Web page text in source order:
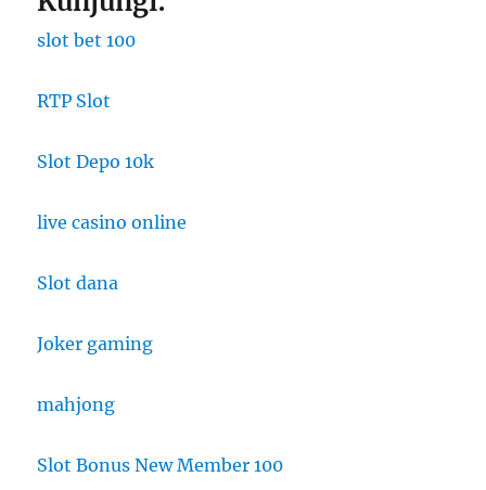
slot bet 100
RTP Slot
Slot Depo 10k
live casino online
Slot dana
Joker gaming
mahjong
Slot Bonus New Member 100